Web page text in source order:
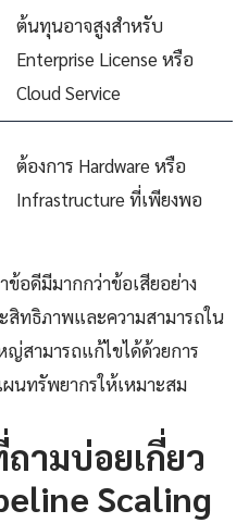
ต้นทุนอาจสูงสำหรับ
Enterprise License หรือ
Cloud Service
ต้องการ Hardware หรือ
Infrastructure ที่เพียงพอ
ข้อดีมีมากกว่าข้อเสียอย่าง
สิทธิภาพและความสามารถใน
ญ่สามารถแก้ไขได้ด้วยการ
นทรัพยากรให้เหมาะสม
ามบ่อยเกี่ยว
Scaling